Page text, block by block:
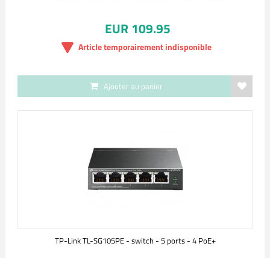
EUR 109.95
Article temporairement indisponible
Ajouter au panier
TP-Link TL-SG105PE - switch - 5 ports - 4 PoE+